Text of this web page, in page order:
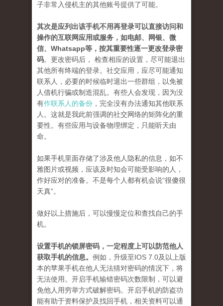
子非常入侵机主的其他账号提供了可能。
其次是应列出该手机不用再登录可以直接访问和
操作的互联网应用或服务，如电邮、网银、微
信、Whatsapp等，按其重要性逐一更改登录密
码。更改密码后， 检查相应的设置，尽可能退出
其他所有终端的登录。社交应用，应尽可能通知
联系人，必要的时候临时退出一些群组，以免被
人借机行骗或制造混乱。有些人会发现，因为没
有作联系人的备份 ，完全没有办法通知其他联系
人。这就是我此前强调的社交网络的矩阵化的重
要性。有些应用与设备物理绑定，只能听天由
命。
如果手机里面存储了涉及他人隐私的信息，如不
雅图片或视频，应该及时知会可能受影响的人，
作好应对的准备。不是每个人都有机会说“很傻很
天真”。
做好以上措施后，可以慢慢定位和查找自己的手
机。
设置手机的锁屏密码，一定程度上可以防范他人
获取手机的信息。 例如，升级至IOS 7.0及以上版
本的苹果手机在他人无法猜对密码的情况下，将
无法使用。开启手机输错密码次数限制，可以避
免他人用穷举方式破解密码。开启手机的防盗功
能有助于资料保护及找回手机，相关资料可以通